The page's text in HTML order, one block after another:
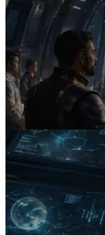
2026.07.04
ERPC lança
x402 — A era
pagam sob
precisam
Ler este artigo